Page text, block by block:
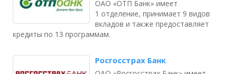
ОАО «ОТП Банк» имеет
1 отделение, принимает 9 видов
вкладов и также предоставляет
кредиты по 13 программам.
Росгосстрах Банк